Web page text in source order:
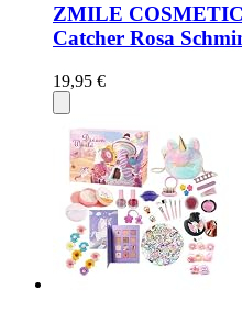
ZMILE
Catcher Rosa
19,95 €